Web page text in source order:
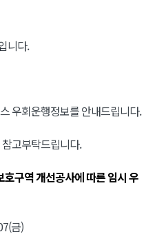
니다.
우회운행정보를 안내드립니다.
고부탁드립니다.
구역 개선공사에 따른 임시 우
금)